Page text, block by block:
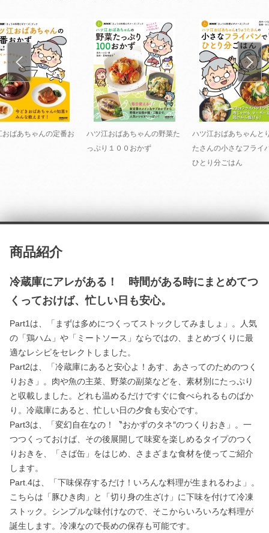
おばあちゃんの定番お
ハツ江おばあちゃんの野菜た
っぷり１００おかず
ハツ江おばあちゃんと
たさんの小さなフライ
ひとり分ごはん
商品紹介
冷蔵庫にアレがある！ 時間がある時にまとめてつ
くっておけば、忙しい日も安心。
Part1は、「まずは多めにつくってストックしてみましょ」。人気
の「鶏ハム」や「ミートソース」ならではの、まとめづくりに最
適なレシピをセレクトしました。
Part2は、「冷蔵庫にあると安心よ！あす、あさってのためのつく
りおき」。肉や魚の主菜、野菜の副菜などを、素材別にたっぷり
と収載しました。どれも温めるだけですぐに食べられるものばか
り。冷蔵庫にあると、忙しい日の夕食も安心です。
Part3は、「変幻自在なの！〝おかずのタネ″のつくりおき」。一
つつくっておけば、その後展開して味変を楽しめるタイプのつく
りおきを、「さば缶」をはじめ、さまざまな食材を使ってご紹介
します。
Part.4は、「下味保存するだけ！いろんな料理が生まれるわよ」。
こちらは「豚ひき肉」と「切り身の生ざけ」に下味を付けて冷凍
ストック。シンプルな味付けなので、そこからいろいろな料理が
誕生します。冷凍なので長めの保存も可能です。